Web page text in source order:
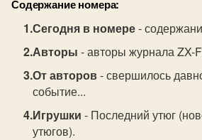
Содержание номера:
Сегодня в номере-
Авторы - авторы журнала ZX-
От авторов- свершилось
событие...
Игрушки - Последний утюг
утюгов).